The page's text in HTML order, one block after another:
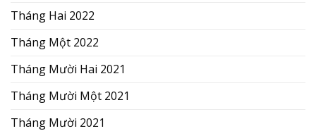
Tháng Hai 2022
Tháng Một 2022
Tháng Mười Hai 2021
Tháng Mười Một 2021
Tháng Mười 2021